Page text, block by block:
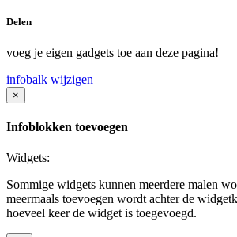
Delen
voeg je eigen gadgets toe aan deze pagina!
infobalk wijzigen
×
Infoblokken toevoegen
Widgets:
Sommige widgets kunnen meerdere malen
meermaals toevoegen wordt achter de
hoeveel keer de widget is toegevoegd.